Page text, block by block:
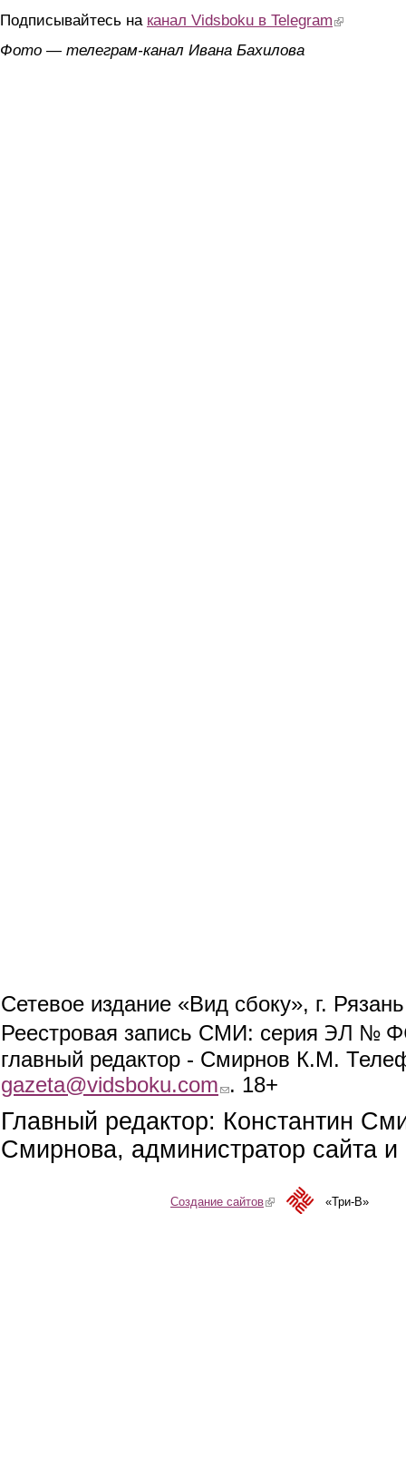
Подписывайтесь на канал Vidsboku в Telegram (link is
Фото — телеграм-канал Ивана Бахилова
Сетевое издание «Вид сбоку», г.
Реестровая запись СМИ: серия ЭЛ №
главный редактор - Смирнов К.М.
gazeta@vidsboku.com (link sends e-mail)
. 18+
Главный редактор: Константин
Смирнова, администратор сайта
Создание сайтов(link is external)«Три-В»